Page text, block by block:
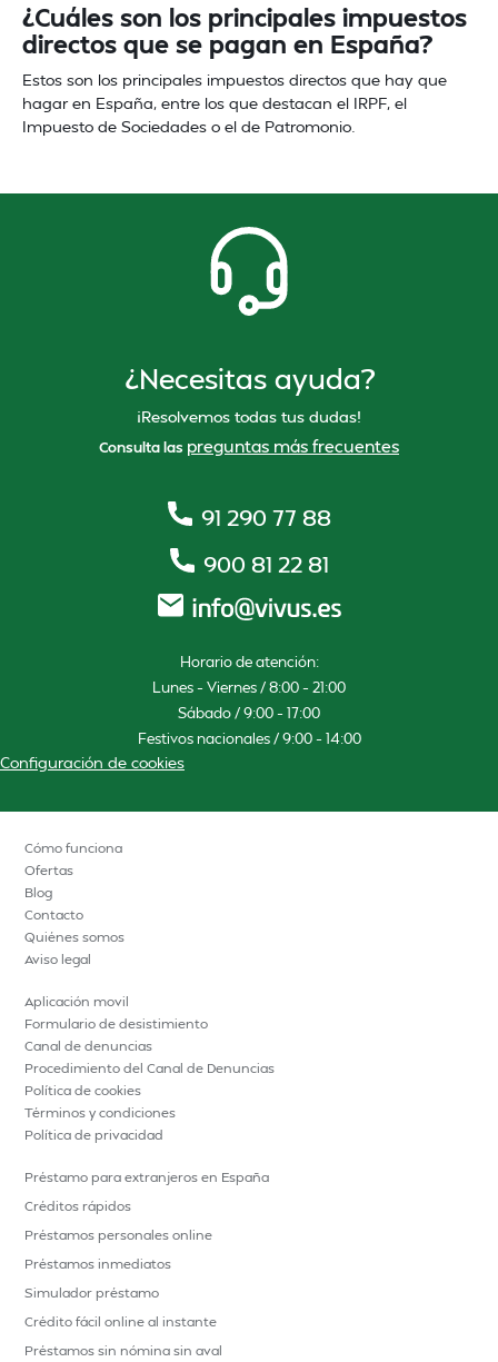
¿Cuáles son los principales impuestos
directos que se pagan en España?
Estos son los principales impuestos directos que hay que
hagar en España, entre los que destacan el IRPF, el
Impuesto de Sociedades o el de Patromonio.
¿Necesitas ayuda?
¡Resolvemos todas tus dudas!
Consulta las preguntas más frecuentes
91 290 77 88
900 81 22 81
Horario de atención:
Lunes – Viernes / 8:00 – 21:00
Sábado / 9:00 – 17:00
Festivos nacionales / 9:00 – 14:00
Configuración de cookies
Cómo funciona
Ofertas
Blog
Contacto
Quiénes somos
Aviso legal
Aplicación movil
Formulario de desistimiento
Canal de denuncias
Procedimiento del Canal de Denuncias
Política de cookies
Términos y condiciones
Política de privacidad
Préstamo para extranjeros en España
Créditos rápidos
Préstamos personales online
Préstamos inmediatos
Simulador préstamo
Crédito fácil online al instante
Préstamos sin nómina sin aval